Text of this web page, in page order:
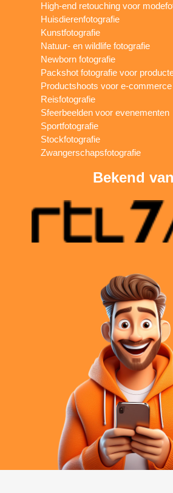
High-end retouching voor
Huisdierenfotografie
Kunstfotografie
Natuur- en wildlife fotografie
Newborn fotografie
Packshot fotografie voor
Productshoots voor e-commerce
Reisfotografie
Sfeerbeelden voor evenementen
Sportfotografie
Stockfotografie
Zwangerschapsfotografie
Bekend